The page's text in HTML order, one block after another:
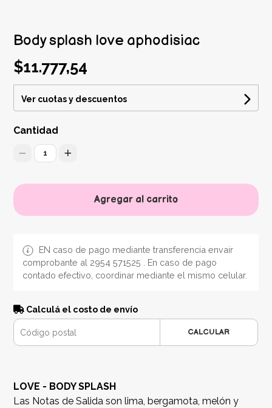
Body splash love aphodisiac
$11.777,54
Ver cuotas y descuentos
Cantidad
1
Agregar al carrito
EN caso de pago mediante transferencia envair
comprobante al 2954 571525 . En caso de pago
contado efectivo, coordinar mediante el mismo celular.
Calculá el costo de envío
CALCULAR
LOVE - BODY SPLASH
Las Notas de Salida son lima, bergamota, melón y